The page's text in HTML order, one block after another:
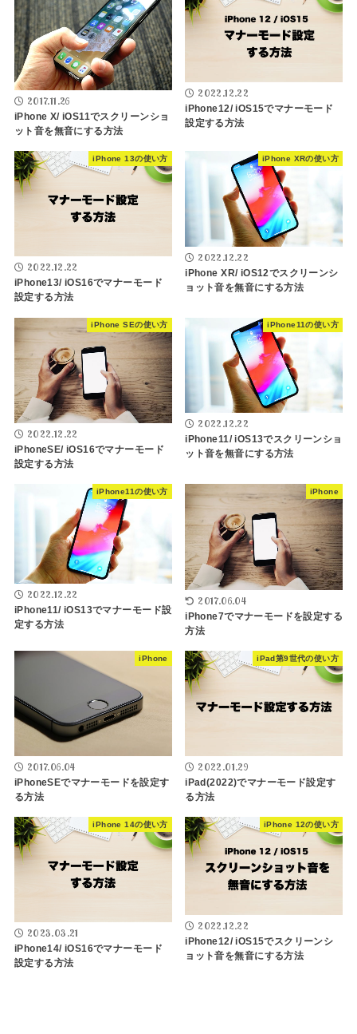
2017.11.26
iPhone X/ iOS11でスクリーンショ
ット音を無音にする方法
2022.12.22
iPhone12/ iOS15でマナーモード
設定する方法
iPhone 13の使い方
2022.12.22
iPhone13/ iOS16でマナーモード
設定する方法
iPhone XRの使い方
2022.12.22
iPhone XR/ iOS12でスクリーンシ
ョット音を無音にする方法
iPhone SEの使い方
2022.12.22
iPhoneSE/ iOS16でマナーモード
設定する方法
iPhone11の使い方
2022.12.22
iPhone11/ iOS13でスクリーンショ
ット音を無音にする方法
iPhone11の使い方
2022.12.22
iPhone11/ iOS13でマナーモード設
定する方法
iPhone
2017.06.04
iPhone7でマナーモードを設定する
方法
iPhone
2017.06.04
iPhoneSEでマナーモードを設定す
る方法
iPad第9世代の使い方
2022.01.29
iPad(2022)でマナーモード設定す
る方法
iPhone 14の使い方
2023.03.21
iPhone14/ iOS16でマナーモード
設定する方法
iPhone 12の使い方
2022.12.22
iPhone12/ iOS15でスクリーンシ
ョット音を無音にする方法